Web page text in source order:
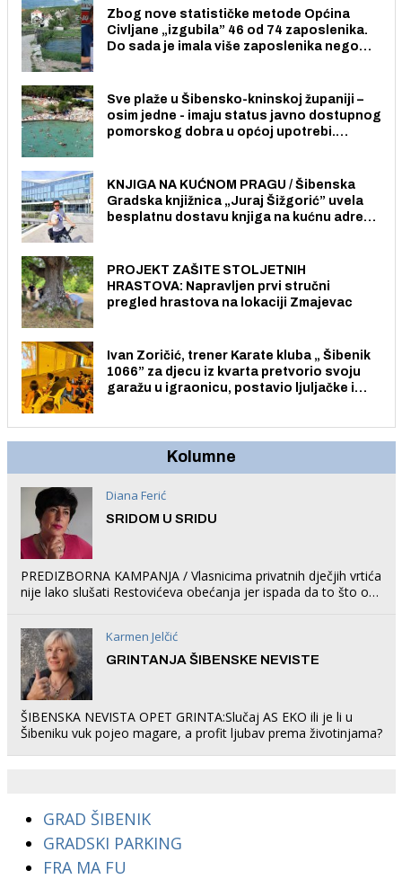
Zbog nove statističke metode Općina
Civljane „izgubila” 46 od 74 zaposlenika.
Do sada je imala više zaposlenika nego
Sve plaže u Šibensko-kninskoj županiji –
osim jedne - imaju status javno dostupnog
pomorskog dobra u općoj upotrebi.
KNJIGA NA KUĆNOM PRAGU / Šibenska
Gradska knjižnica „Juraj Šižgorić” uvela
besplatnu dostavu knjiga na kućnu adresu
PROJEKT ZAŠITE STOLJETNIH
HRASTOVA: Napravljen prvi stručni
pregled hrastova na lokaciji Zmajevac
Ivan Zoričić, trener Karate kluba „ Šibenik
1066” za djecu iz kvarta pretvorio svoju
garažu u igraonicu, postavio ljuljačke i
Kolumne
Diana Ferić
SRIDOM U SRIDU
PREDIZBORNA KAMPANJA / Vlasnicima privatnih dječjih vrtića
nije lako slušati Restovićeva obećanja jer ispada da to što oni
Karmen Jelčić
GRINTANJA ŠIBENSKE NEVISTE
ŠIBENSKA NEVISTA OPET GRINTA:Slučaj AS EKO ili je li u
Šibeniku vuk pojeo magare, a profit ljubav prema životinjama?
GRAD ŠIBENIK
GRADSKI PARKING
FRA MA FU